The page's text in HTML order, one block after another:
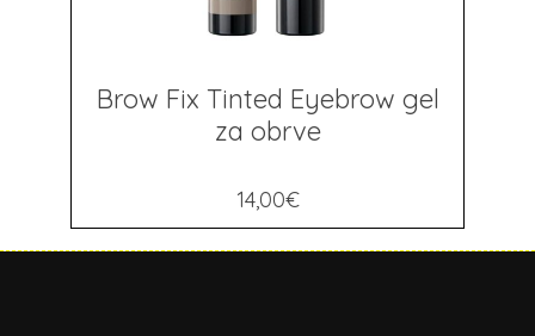
Brow Fix Tinted Eyebrow gel
za obrve
14,00€